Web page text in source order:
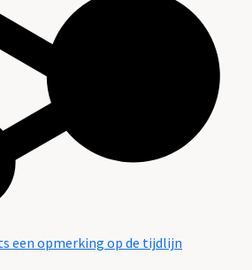
een opmerking op de tijdlijn